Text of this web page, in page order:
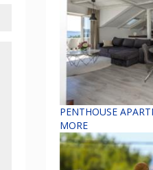
PENTHOUSE
MORE